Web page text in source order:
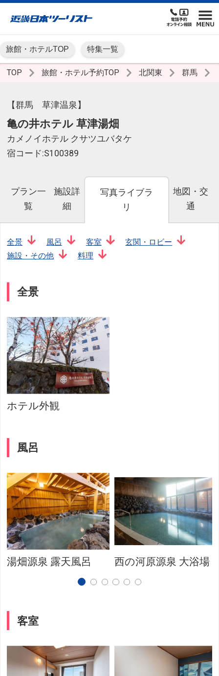
旅館・ホテルTOP 特集一覧
TOP 旅館・ホテル予約TOP 北関東 群馬
【群馬 草津温泉】
亀の井ホテル 草津湯畑
カメノイホテル クサツユバタケ
宿コード:S100389
プラン一
覧
施設詳
細
写真ライブラ
リ
地図・交
通
全景 風呂 客室
玄関・ロビー
施設・その他
料理
全景
ホテル外観
風呂
湯畑源泉 露天風呂 西の河原源泉 大浴場
客室